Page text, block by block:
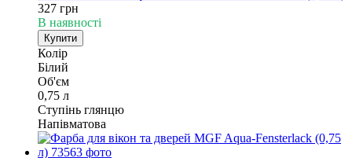
327 грн
В наявності
Купити
Колір
Білий
Об'єм
0,75 л
Ступінь глянцю
Напівматова